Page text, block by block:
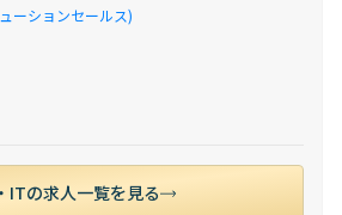
ーションセールス)
ITの求人一覧を見る